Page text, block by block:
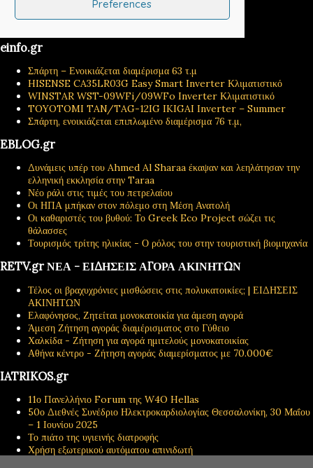
einfo.gr
Σπάρτη – Ενοικιάζεται διαμέρισμα 63 τ.μ
HISENSE CA35LR03G Easy Smart Inverter Κλιματιστικό
WINSTAR WST-09WFi/09WFo Inverter Κλιματιστικό
TOYOTOMI TAN/TAG-12IG IKIGAI Inverter – Summer
Σπάρτη, ενοικιάζεται επιπλωμένο διαμέρισμα 76 τ.μ,
EBLOG.gr
Δυνάμεις υπέρ του Ahmed Al Sharaa έκαψαν και λεηλάτησαν την
ελληνική εκκλησία στην Taraa
Νέο ράλι στις τιμές του πετρελαίου
Οι ΗΠΑ μπήκαν στον πόλεμο στη Μέση Ανατολή
Οι καθαριστές του βυθού: Το Greek Eco Project σώζει τις
θάλασσες
Τουρισμός τρίτης ηλικίας - Ο ρόλος του στην τουριστική βιομηχανία
RETV.gr ΝΕΑ - ΕΙΔΗΣΕΙΣ ΑΓΟΡΑ ΑΚΙΝΗΤΩΝ
Τέλος οι βραχυχρόνιες μισθώσεις στις πολυκατοικίες; | ΕΙΔΗΣΕΙΣ
ΑΚΙΝΗΤΩΝ
Ελαφόνησος, Ζητείται μονοκατοικία για άμεση αγορά
Άμεση Ζήτηση αγοράς διαμέρισματος στο Γύθειο
Χαλκίδα - Ζήτηση για αγορά ημιτελούς μονοκατοικίας
Αθήνα κέντρο - Ζήτηση αγοράς διαμερίσματος με 70.000€
IATRIKOS.gr
11ο Πανελλήνιο Forum της W4O Hellas
50ο Διεθνές Συνέδριο Ηλεκτροκαρδιολογίας Θεσσαλονίκη, 30 Μαΐου
– 1 Ιουνίου 2025
Το πιάτο της υγιεινής διατροφής
Χρήση εξωτερικού αυτόματου απινιδωτή